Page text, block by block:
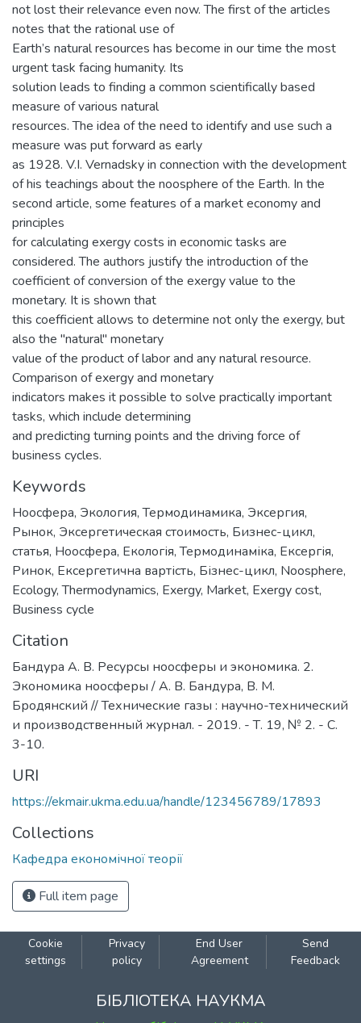
not lost their relevance even now. The first of the articles
notes that the rational use of
Earth’s natural resources has become in our time the most
urgent task facing humanity. Its
solution leads to finding a common scientifically based
measure of various natural
resources. The idea of the need to identify and use such a
measure was put forward as early
as 1928. V.I. Vernadsky in connection with the development
of his teachings about the noosphere of the Earth. In the
second article, some features of a market economy and
principles
for calculating exergy costs in economic tasks are
considered. The authors justify the introduction of the
coefficient of conversion of the exergy value to the
monetary. It is shown that
this coefficient allows to determine not only the exergy, but
also the "natural" monetary
value of the product of labor and any natural resource.
Comparison of exergy and monetary
indicators makes it possible to solve practically important
tasks, which include determining
and predicting turning points and the driving force of
business cycles.
Keywords
Ноосфера, Экология,Термодинамика, Эксергия,
Рынок, Эксергетическая стоимость, Бизнес-цикл,
статья, Ноосфера, Екологія,Термодинаміка, Ексергія,
Ринок, Ексергетична вартість, Бізнес-цикл, Noosphere,
Ecology,Thermodynamics, Exergy, Market, Exergy cost,
Business cycle
Citation
Бандура А. В. Ресурсы ноосферы и экономика. 2.
Экономика ноосферы / А. В. Бандура, В. М.
Бродянский // Технические газы : научно-технический
и производственный журнал. - 2019. - Т. 19, № 2. - С.
3-10.
URI
https://ekmair.ukma.edu.ua/handle/123456789/17893
Collections
Кафедра економічної теорії
Full item page
Cookie
settings
Privacy
policy
End User
Agreement
Send
Feedback
БІБЛІОТЕКА НАУКМА